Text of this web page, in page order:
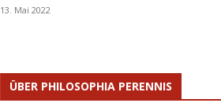
13. Mai 2022
ÜBER PHILOSOPHIA PERENNIS